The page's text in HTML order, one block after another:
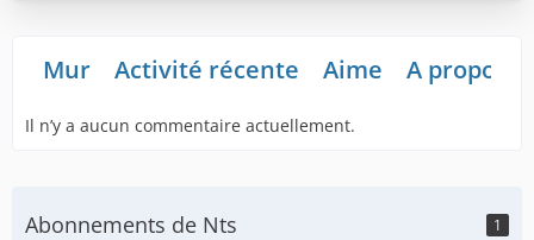
Mur Activité récente Aime A propos
Il n’y a aucun commentaire actuellement.
Abonnements de Nts 1